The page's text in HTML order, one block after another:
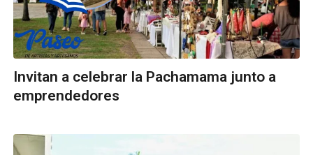
Invitan a celebrar la Pachamama junto a
emprendedores